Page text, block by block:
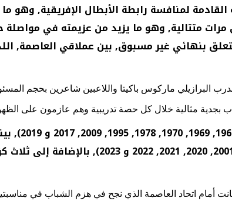
لمنافسة رابطة الأبطال الإفريقية, وهو
متتالية, وهو ما يزيد من عزيمته في
بنهائي غير مسبوق, بين عملاقي العاصمة,
البرازيلي ماركوس باكيتا واللاعبين شاعرين بحجم
وسبق
أمام اتحاد العاصمة الذي نجح في هزم الشباب في